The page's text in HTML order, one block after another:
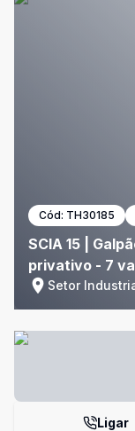
Cód: TH30185
SCIA 15 |
privativo - 7
Setor
Ligar